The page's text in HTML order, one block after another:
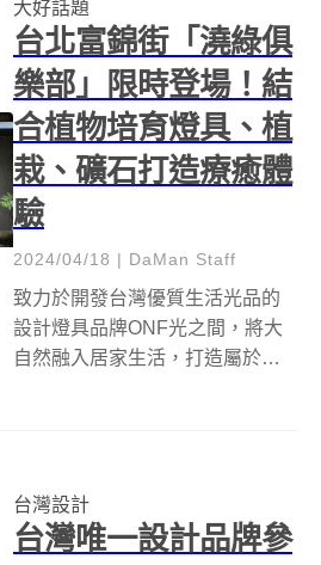
結合所碰撞出的精湛結晶。展...
大好話題
台北富錦街「澆綠俱
樂部」限時登場！結
合植物培育燈具、植
栽、礦石打造療癒體
驗
2024/04/18 | DaMan Staff
致力於開發台灣優質生活光品的
設計燈具品牌ONF光之間，將大
自然融入居家生活，打造屬於自
植物培育燈具、植...
台灣設計
台灣唯一設計品牌參